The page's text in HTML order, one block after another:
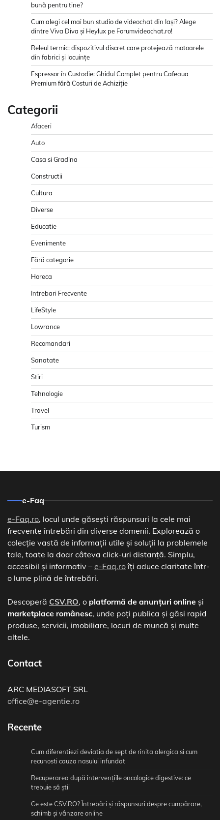
bună pentru tine?
Cum alegi cel mai bun studio de videochat din Iași? Alege
dintre Viva Diva și Heylux pe Forumvideochat.ro!
Releul termic: dispozitivul discret care protejează motoarele
din fabrici și locuințe
Espressor în Custodie: Ghidul Complet pentru Cafeaua
Premium fără Costuri de Achiziție
Categorii
Afaceri
Auto
Casa si Gradina
Constructii
Cultura
Diverse
Educatie
Evenimente
Fără categorie
Horeca
Intrebari Frecvente
LifeStyle
Lowrance
Recomandari
Sanatate
Stiri
Tehnologie
Travel
Turism
e-Faq
e-Faq.ro, locul unde găsești răspunsuri la cele mai
frecvente întrebări din diverse domenii. Explorează o
colecție vastă de informații utile și soluții la problemele
tale, toate la doar câteva click-uri distanță. Simplu,
accesibil și informativ – e-Faq.roîți aduce claritate într-
o lume plină de întrebări.
Descoperă CSV.RO, o platformă de anunțuri online și
marketplace românesc, unde poți publica și găsi rapid
produse, servicii, imobiliare, locuri de muncă și multe
altele.
Contact
ARC MEDIASOFT SRL
office@e-agentie.ro
Recente
Cum diferentiezi deviatia de sept de rinita alergica si cum
recunosti cauza nasului infundat
Recuperarea după intervențiile oncologice digestive: ce
trebuie să știi
Ce este CSV.RO? Întrebări și răspunsuri despre cumpărare,
schimb și vânzare online